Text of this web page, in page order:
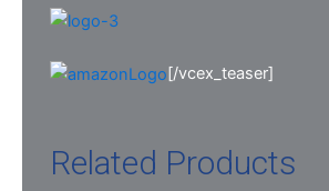
[/vcex_teaser]
Related Products